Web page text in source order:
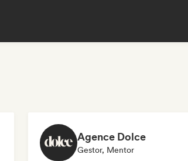
Agence Dolce
Gestor, Mentor